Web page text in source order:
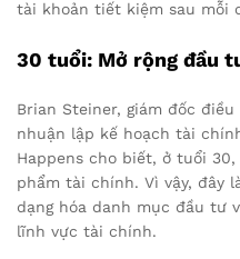
tài khoản tiết kiệm sau mỗi
30 tuổi: Mở rộng đầu
Brian Steiner, giám đốc
nhuận lập kế hoạch tài
Happens cho biết, ở tuổi
phẩm tài chính. Vì vậy, đây
dạng hóa danh mục đầu tư
lĩnh vực tài chính.